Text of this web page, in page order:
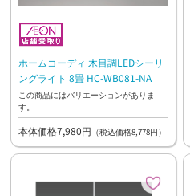
ホームコーディ 木目調LEDシーリ
ングライト 8畳 HC-WB081-NA
この商品にはバリエーションがありま
す。
本体価格7,980円 （税込価格8,778円）